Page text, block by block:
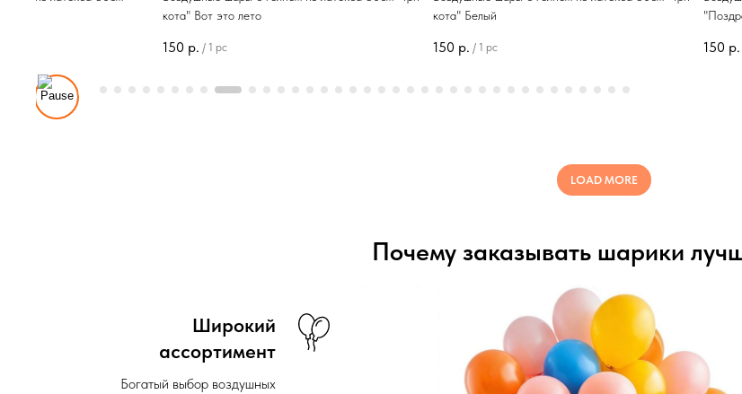
кота" Белый
150 р. 1 pc
"Поздравмяу"
150 р. 1 pc 150 р. 1
LOAD MORE
Почему заказывать шарики
Широкий
ассортимент
Богатый выбор воздушных